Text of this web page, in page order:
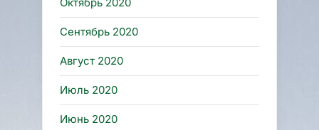
Октябрь 2020
Сентябрь 2020
Август 2020
Июль 2020
Июнь 2020